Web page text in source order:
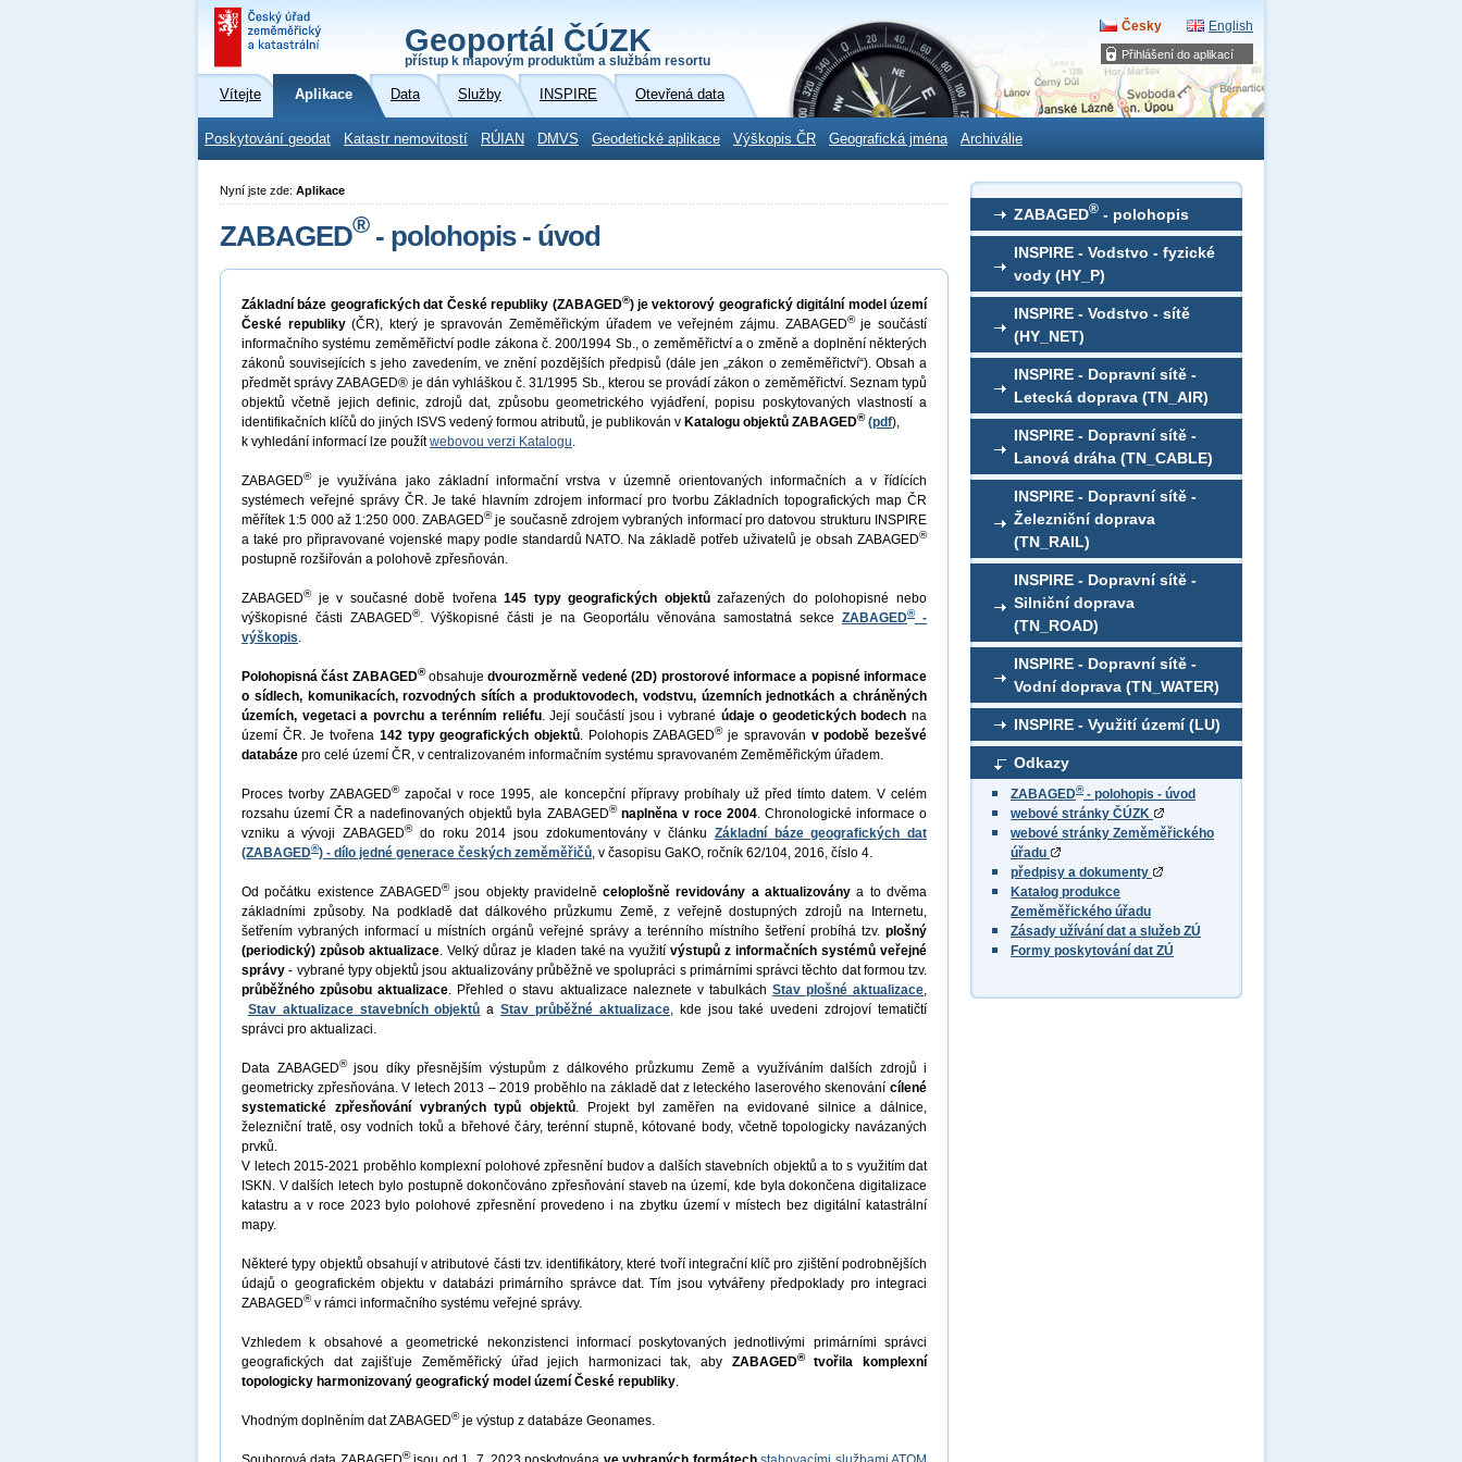
Přihlášení do aplikací
Geoportál ČÚZK
přístup k mapovým produktům a službám resortu
Česky English
Vítejte Aplikace Data Služby INSPIRE Otevřená data
Poskytování geodat Katastr nemovitostí RÚIAN DMVS Geodetické aplikace Výškopis ČR Geografická jména Archiválie
ZABAGED® - polohopis
INSPIRE - Vodstvo - fyzické
vody (HY_P)
INSPIRE - Vodstvo - sítě
(HY_NET)
INSPIRE - Dopravní sítě -
Letecká doprava (TN_AIR)
INSPIRE - Dopravní sítě -
Lanová dráha (TN_CABLE)
INSPIRE - Dopravní sítě -
Železniční doprava
(TN_RAIL)
INSPIRE - Dopravní sítě -
Silniční doprava
(TN_ROAD)
INSPIRE - Dopravní sítě -
Vodní doprava (TN_WATER)
INSPIRE - Využití území (LU)
Odkazy
ZABAGED®- polohopis - úvod
webové stránky ČÚZK
webové stránky Zeměměřického
úřadu
předpisy a dokumenty
Katalog produkce
Zeměměřického úřadu
Zásady užívání dat a služeb ZÚ
Formy poskytování dat ZÚ
Nyní jste zde: Aplikace
ZABAGED®- polohopis - úvod
Základní báze geografických dat České republiky (ZABAGED®) je vektorový geografický digitální model území
České republiky(ČR), který je spravován Zeměměřickým úřadem ve veřejném zájmu. ZABAGED®je součástí
informačního systému zeměměřictví podle zákona č. 200/1994 Sb., o zeměměřictví a o změně a doplnění některých
zákonů souvisejících s jeho zavedením, ve znění pozdějších předpisů (dále jen „zákon o zeměměřictví“). Obsah a
předmět správy ZABAGED® je dán vyhláškou č. 31/1995 Sb., kterou se provádí zákon o zeměměřictví. Seznam typů
objektů včetně jejich definic, zdrojů dat, způsobu geometrického vyjádření, popisu poskytovaných vlastností a
identifikačních klíčů do jiných ISVS vedený formou atributů, je publikován v Katalogu objektů ZABAGED® (pdf),
k vyhledání informací lze použítwebovou verzi Katalogu.
ZABAGED®je využívána jako základní informační vrstva v územně orientovaných informačních a v řídících
systémech veřejné správy ČR. Je také hlavním zdrojem informací pro tvorbu Základních topografických map ČR
měřítek 1:5 000 až 1:250 000. ZABAGED®je současně zdrojem vybraných informací pro datovou strukturu INSPIRE
a také pro připravované vojenské mapy podle standardů NATO. Na základě potřeb uživatelů je obsah ZABAGED®
postupně rozšiřován a polohově zpřesňován.
ZABAGED®je v současné době tvořena145 typy geografických objektůzařazených do polohopisné nebo
výškopisné části ZABAGED®. Výškopisné části je na Geoportálu věnována samostatná sekce ZABAGED®-
výškopis.
Polohopisná část ZABAGED®obsahujedvourozměrně vedené (2D) prostorové informace a popisné informace
o sídlech, komunikacích, rozvodných sítích a produktovodech, vodstvu, územních jednotkách a chráněných
územích, vegetaci a povrchu a terénním reliéfu. Její součástí jsou i vybrané údaje o geodetických bodech na
území ČR. Je tvořena 142 typy geografických objektů. Polohopis ZABAGED®je spravován v podobě bezešvé
databáze pro celé území ČR, v centralizovaném informačním systému spravovaném Zeměměřickým úřadem.
Proces tvorby ZABAGED®započal v roce 1995, ale koncepční přípravy probíhaly už před tímto datem. V celém
rozsahu území ČR a nadefinovaných objektů byla ZABAGED® naplněna v roce 2004. Chronologické informace o
vzniku a vývoji ZABAGED®do roku 2014 jsou zdokumentovány v článku Základní báze geografických dat
(ZABAGED®) - dílo jedné generace českých zeměměřičů, v časopisu GaKO, ročník 62/104, 2016, číslo 4.
Od počátku existence ZABAGED®jsou objekty pravidelněceloplošně revidovány a aktualizovány a to dvěma
základními způsoby. Na podkladě dat dálkového průzkumu Země, z veřejně dostupných zdrojů na Internetu,
šetřením vybraných informací u místních orgánů veřejné správy a terénního místního šetření probíhá tzv. plošný
(periodický) způsob aktualizace. Velký důraz je kladen také na využitívýstupů z informačních systémů veřejné
správy - vybrané typy objektů jsou aktualizovány průběžně ve spolupráci s primárními správci těchto dat formou tzv.
průběžného způsobu aktualizace. Přehled o stavu aktualizace naleznete v tabulkách Stav plošné aktualizace,
Stav aktualizace stavebních objektů aStav průběžné aktualizace, kde jsou také uvedeni zdrojoví tematičtí
správci pro aktualizaci.
Data ZABAGED®jsou díky přesnějším výstupům z dálkového průzkumu Země a využíváním dalších zdrojů i
geometricky zpřesňována. V letech 2013 – 2019 proběhlo na základě dat z leteckého laserového skenování cílené
systematické zpřesňování vybraných typů objektů. Projekt byl zaměřen na evidované silnice a dálnice,
železniční tratě, osy vodních toků a břehové čáry, terénní stupně, kótované body, včetně topologicky navázaných
prvků.
V letech 2015-2021 proběhlo komplexní polohové zpřesnění budov a dalších stavebních objektů a to s využitím dat
ISKN. V dalších letech bylo postupně dokončováno zpřesňování staveb na území, kde byla dokončena digitalizace
katastru a v roce 2023 bylo polohové zpřesnění provedeno i na zbytku území v místech bez digitální katastrální
mapy.
Některé typy objektů obsahují v atributové části tzv. identifikátory, které tvoří integrační klíč pro zjištění podrobnějších
údajů o geografickém objektu v databázi primárního správce dat. Tím jsou vytvářeny předpoklady pro integraci
ZABAGED®v rámci informačního systému veřejné správy.
Vzhledem k obsahové a geometrické nekonzistenci informací poskytovaných jednotlivými primárními správci
geografických dat zajišťuje Zeměměřický úřad jejich harmonizaci tak, aby ZABAGED®tvořila komplexní
topologicky harmonizovaný geografický model území České republiky.
Vhodným doplněním dat ZABAGED®je výstup z databáze Geonames.
®